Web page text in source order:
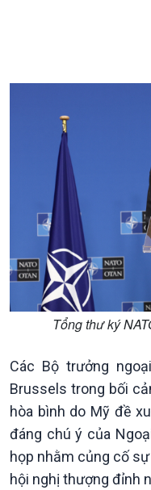
Chính trị
Tin Chính trị
Chính phủ với người dân
Quốc hội với cử tri
Xây dựng đảng
Đảng trong cuộc sống
Nhận diện sự thật
Tổng thư ký
Các Bộ trưởng
Brussels trong bối
hòa bình do Mỹ đề
đáng chú ý của
họp nhằm củng cố
hội nghị thượng đỉnh